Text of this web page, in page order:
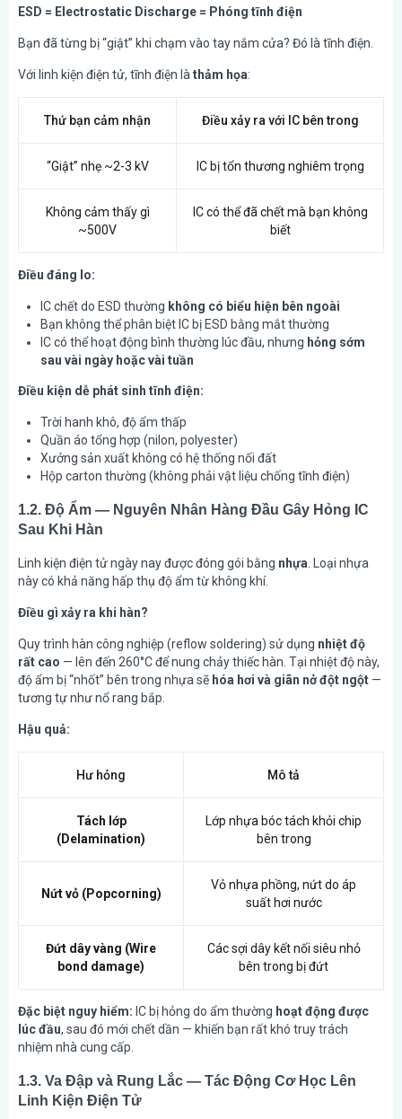
ESD = Electrostatic Discharge = Phóng tĩnh điện
Bạn đã từng bị “giật” khi chạm vào tay nắm cửa? Đó là tĩnh điện.
Với linh kiện điện tử, tĩnh điện là thảm họa:
Thứ bạn cảm nhận Điều xảy ra với IC bên trong
“Giật” nhẹ ~2-3 kV IC bị tổn thương nghiêm trọng
Không cảm thấy gì
~500V
IC có thể đã chết mà bạn không
biết
Điều đáng lo:
IC chết do ESD thường không có biểu hiện bên ngoài
Bạn không thể phân biệt IC bị ESD bằng mắt thường
IC có thể hoạt động bình thường lúc đầu, nhưng hỏng sớm
sau vài ngày hoặc vài tuần
Điều kiện dễ phát sinh tĩnh điện:
Trời hanh khô, độ ẩm thấp
Quần áo tổng hợp (nilon, polyester)
Xưởng sản xuất không có hệ thống nối đất
Hộp carton thường (không phải vật liệu chống tĩnh điện)
1.2. Độ Ẩm — Nguyên Nhân Hàng Đầu Gây Hỏng IC
Sau Khi Hàn
Linh kiện điện tử ngày nay được đóng gói bằng nhựa . Loại nhựa
này có khả năng hấp thụ độ ẩm từ không khí.
Điều gì xảy ra khi hàn?
Quy trình hàn công nghiệp (reflow soldering) sử dụng nhiệt độ
rất cao — lên đến 260°C để nung chảy thiếc hàn. Tại nhiệt độ này,
độ ẩm bị “nhốt” bên trong nhựa sẽ hóa hơi và giãn nở đột ngột —
tương tự như nổ rang bắp.
Hậu quả:
Hư hỏng Mô tả
Tách lớp
(Delamination)
Lớp nhựa bóc tách khỏi chip
bên trong
Nứt vỏ (Popcorning)
Vỏ nhựa phồng, nứt do áp
suất hơi nước
Đứt dây vàng (Wire
bond damage)
Các sợi dây kết nối siêu nhỏ
bên trong bị đứt
Đặc biệt nguy hiểm: IC bị hỏng do ẩm thường hoạt động được
lúc đầu, sau đó mới chết dần — khiến bạn rất khó truy trách
nhiệm nhà cung cấp.
1.3. Va Đập và Rung Lắc — Tác Động Cơ Học Lên
Linh Kiện Điện Tử